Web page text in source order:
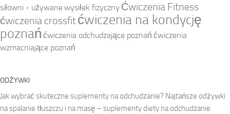
siłowni - używanewysiłek fizyczny Ćwiczenia Fitness
ćwiczenia crossfitćwiczenia na kondycję
poznań ćwiczenia odchudzające poznań ćwiczenia
wzmacniające poznań
ODŻYWKI
Jak wybrać skuteczne suplementy na odchudzanie? Najtańsze odżywki
na spalanie tłuszczu i na masę – suplementy diety na odchudzanie